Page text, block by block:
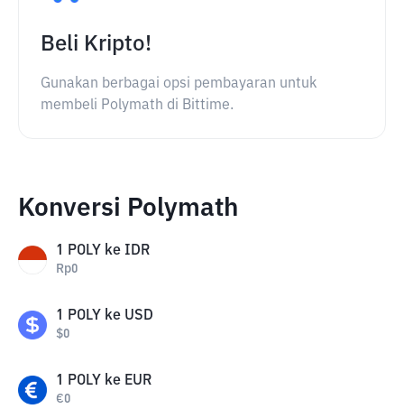
Beli Kripto!
Gunakan berbagai opsi pembayaran untuk
membeli Polymath di Bittime.
Konversi Polymath
1 POLY ke IDR
Rp0
1 POLY ke USD
$0
1 POLY ke EUR
€0